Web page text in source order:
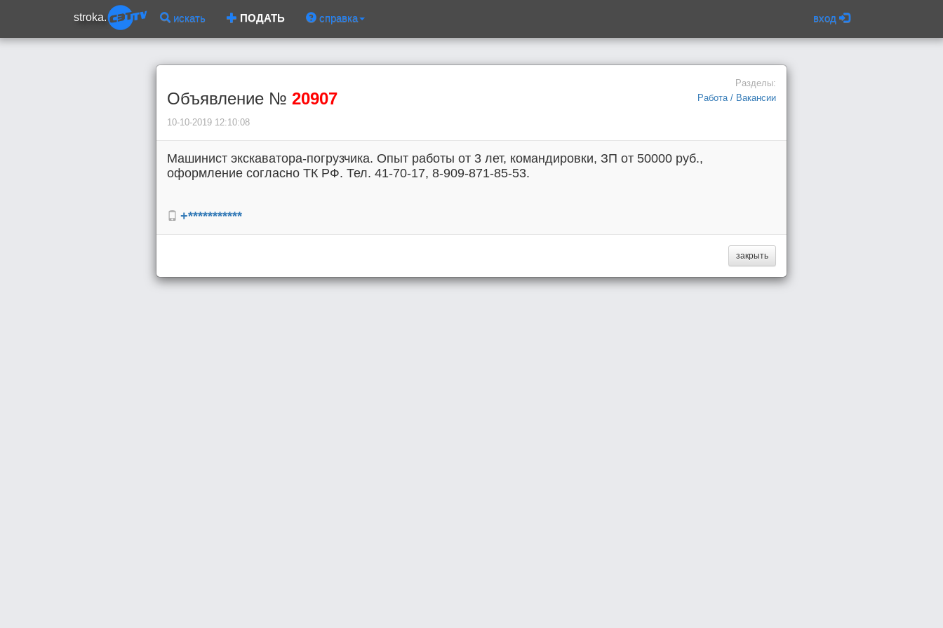
stroka. искать ПОДАТЬ справка вход
Объявление № 20907
10-10-2019 12:10:08
Разделы:
Работа / Вакансии
Машинист экскаватора-погрузчика. Опыт работы от 3 лет, командировки, ЗП от 50000 руб.,
оформление согласно ТК РФ. Тел. 41-70-17, 8-909-871-85-53.
+***********
закрыть